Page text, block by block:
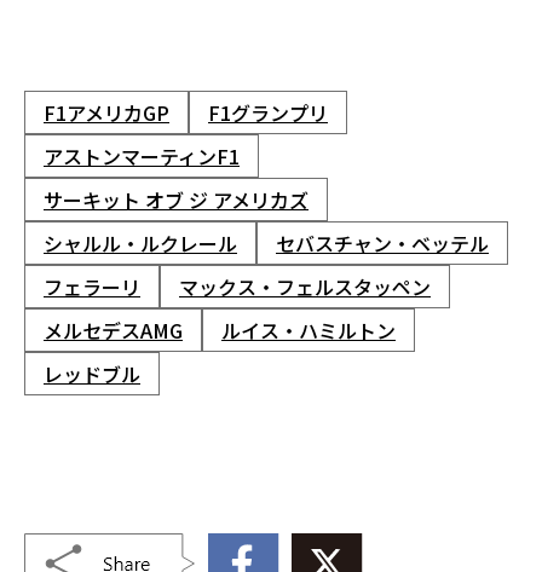
F1アメリカGP
F1グランプリ
アストンマーティンF1
サーキット オブ ジ アメリカズ
シャルル・ルクレール
セバスチャン・ベッテル
フェラーリ
マックス・フェルスタッペン
メルセデスAMG
ルイス・ハミルトン
レッドブル